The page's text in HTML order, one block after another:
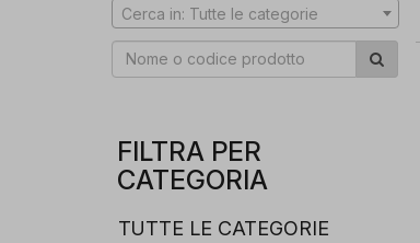
Cerca in: Tutte le categorie
FILTRA PER
CATEGORIA
TUTTE LE CATEGORIE